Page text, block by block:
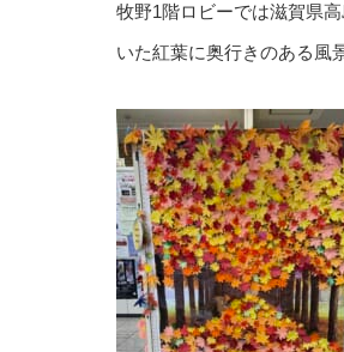
牧野1階ロビーでは滋賀県
いた紅葉に奥行きのある風